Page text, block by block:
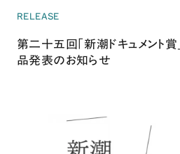
RELEASE
第二十五回「新潮ドキュメント
品発表のお知らせ